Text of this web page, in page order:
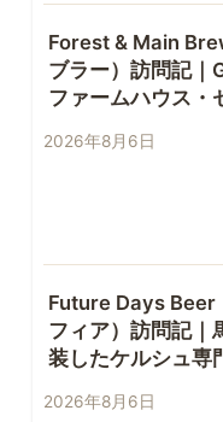
Forest & Main
ブラー）訪問記｜
ファームハウス・
2026年8月6日
Future Days Beer
フィア）訪問記｜
装したケルシュ専
2026年8月6日